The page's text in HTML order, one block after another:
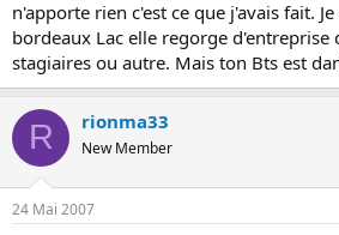
n'apporte rien c'est ce que j'avais fait.
bordeaux Lac elle regorge d'entreprise
stagiaires ou autre. Mais ton Bts est
R rionma33
New Member
24 Mai 2007